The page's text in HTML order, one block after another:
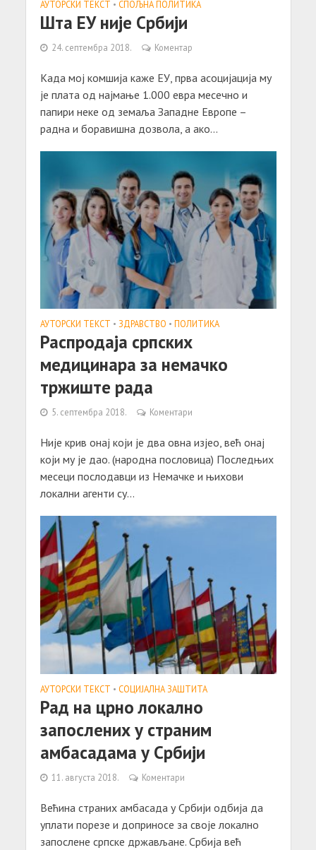
АУТОРСКИ ТЕКСТ • СПОЉНА ПОЛИТИКА
Шта ЕУ није Србији
24. септембра 2018. Коментар
Када мој комшија каже ЕУ, прва асоцијација му
је плата од најмање 1.000 евра месечно и
папири неке од земаља Западне Европе –
радна и боравишна дозвола, а ако...
АУТОРСКИ ТЕКСТ • ЗДРАВСТВО • ПОЛИТИКА
Распродаја српских
медицинара за немачко
тржиште рада
5. септембра 2018. Коментари
Није крив онај који је два овна изјео, већ онај
који му је дао. (народна пословица) Последњих
месеци послодавци из Немачке и њихови
локални агенти су...
АУТОРСКИ ТЕКСТ • СОЦИЈАЛНА ЗАШТИТА
Рад на црно локално
запослених у страним
амбасадама у Србији
11. августа 2018. Коментари
Већина страних амбасада у Србији одбија да
уплати порезе и доприносе за своје локално
запослене српске држављане. Србија већ